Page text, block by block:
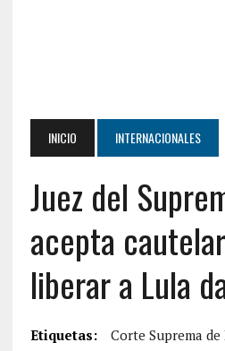
INICIO INTERNACIONALES
Juez del
acepta
liberar a Lula
Etiquetas:
Corte Suprema de